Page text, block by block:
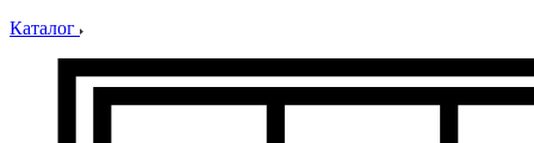
Каталог